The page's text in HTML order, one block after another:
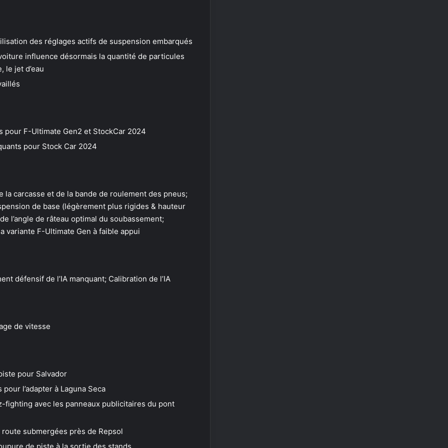
des réglages actifs de suspension embarqués
influence désormais la quantité de particules
le jet d’eau
pour F-Ultimate Gen2 et StockCar 2024
pour Stock Car 2024
carcasse et de la bande de roulement des pneus;
de base (légèrement plus rigides & hauteur
l’angle de râteau optimal du soubassement;
variante F-Ultimate Gen à faible appui
défensif de l’IA manquant; Calibration de l’IA
de vitesse
pour Salvador
l’adapter à Laguna Seca
fighting avec les panneaux publicitaires du pont
submergées près de Repsol